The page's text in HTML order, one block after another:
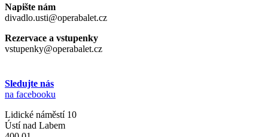
Napište nám
divadlo.usti@operabalet.cz
Rezervace a vstupenky
vstupenky@operabalet.cz
Sledujte nás
na facebooku
Lidické náměstí 10
Ústí nad Labem